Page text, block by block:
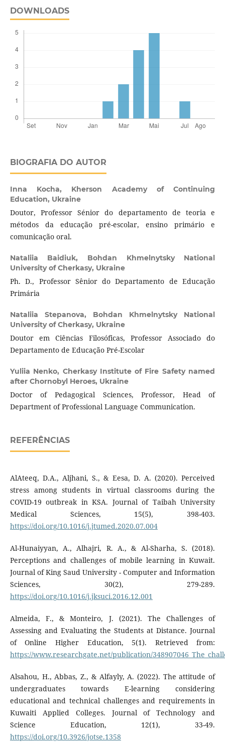
DOWNLOADS
BIOGRAFIA DO AUTOR
Inna Kocha, Kherson Academy of Continuing
Education, Ukraine
Doutor, Professor Sénior do departamento de teoria e
métodos da educação pré-escolar, ensino primário e
comunicação oral.
Nataliia Baidiuk, Bohdan Khmelnytsky National
University of Cherkasy, Ukraine
Ph. D., Professor Sênior do Departamento de Educação
Primária
Nataliia Stepanova, Bohdan Khmelnytsky National
University of Cherkasy, Ukraine
Doutor em Ciências Filosóficas, Professor Associado do
Departamento de Educação Pré-Escolar
Yuliia Nenko, Cherkasy Institute of Fire Safety named
after Chornobyl Heroes, Ukraine
Doctor of Pedagogical Sciences, Professor, Head of
Department of Professional Language Communication.
REFERÊNCIAS
AlAteeq, D.A., Aljhani, S., & Eesa, D. A. (2020). Perceived
stress among students in virtual classrooms during the
COVID-19 outbreak in KSA. Journal of Taibah University
Medical Sciences, 15(5), 398-403.
https://doi.org/10.1016/j.jtumed.2020.07.004
Al-Hunaiyyan, A., Alhajri, R. A., & Al-Sharha, S. (2018).
Perceptions and challenges of mobile learning in Kuwait.
Journal of King Saud University - Computer and Information
Sciences, 30(2), 279-289.
https://doi.org/10.1016/j.jksuci.2016.12.001
Almeida, F., & Monteiro, J. (2021). The Challenges of
Assessing and Evaluating the Students at Distance. Journal
of Online Higher Education, 5(1). Retrieved from:
https://www.researchgate.net/publication/
Alsahou, H., Abbas, Z., & Alfayly, A. (2022). The attitude of
undergraduates towards E-learning considering
educational and technical challenges and requirements in
Kuwaiti Applied Colleges. Journal of Technology and
Science Education, 12(1), 33-49.
https://doi.org/10.3926/jotse.1358